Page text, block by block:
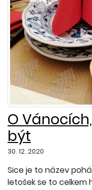
O
být
30. 12. 2020
Sice je to název
letošek se to celkem